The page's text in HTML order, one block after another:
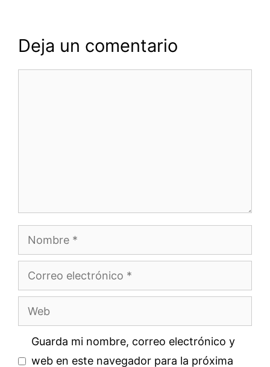
Deja un comentario
Nombre
Correo
electrónico
Web
Guarda mi nombre, correo electrónico y
web en este navegador para la próxima